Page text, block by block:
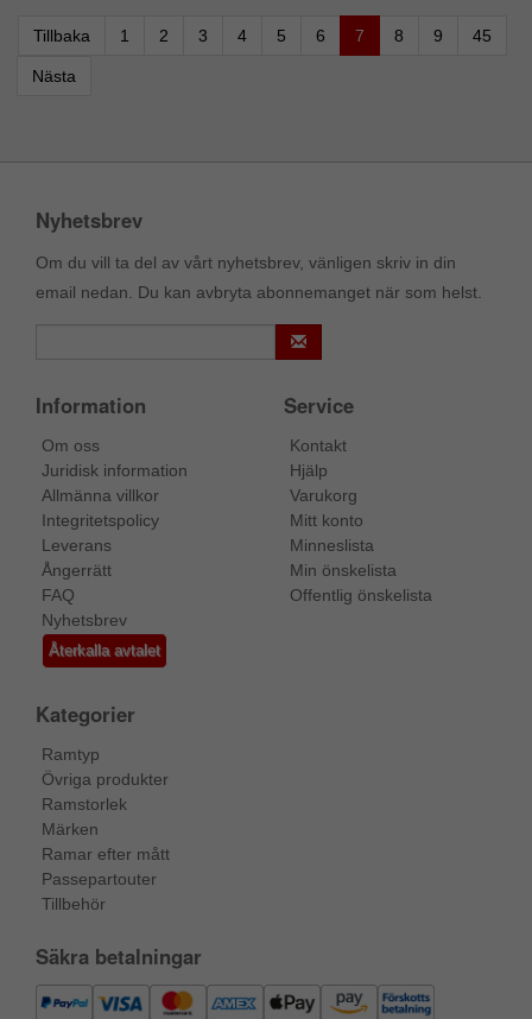
Tillbaka 1 2 3 4 5 6 7 8 9 45
Nästa
Nyhetsbrev
Om du vill ta del av vårt nyhetsbrev, vänligen skriv in din
email nedan. Du kan avbryta abonnemanget när som helst.
Information
Om oss
Juridisk information
Allmänna villkor
Integritetspolicy
Leverans
Ångerrätt
FAQ
Nyhetsbrev
Återkalla avtalet
Service
Kontakt
Hjälp
Varukorg
Mitt konto
Minneslista
Min önskelista
Offentlig önskelista
Kategorier
Ramtyp
Övriga produkter
Ramstorlek
Märken
Ramar efter mått
Passepartouter
Tillbehör
Säkra betalningar